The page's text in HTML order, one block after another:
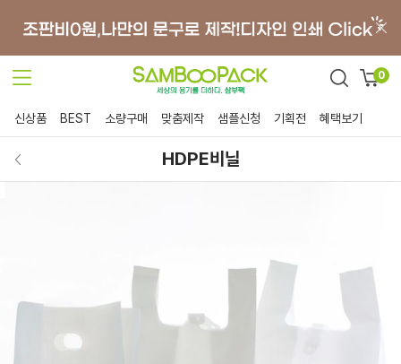
0
신상품 BEST 소량구매 맞춤제작 샘플신청 기획전 혜택보기
HDPE비닐